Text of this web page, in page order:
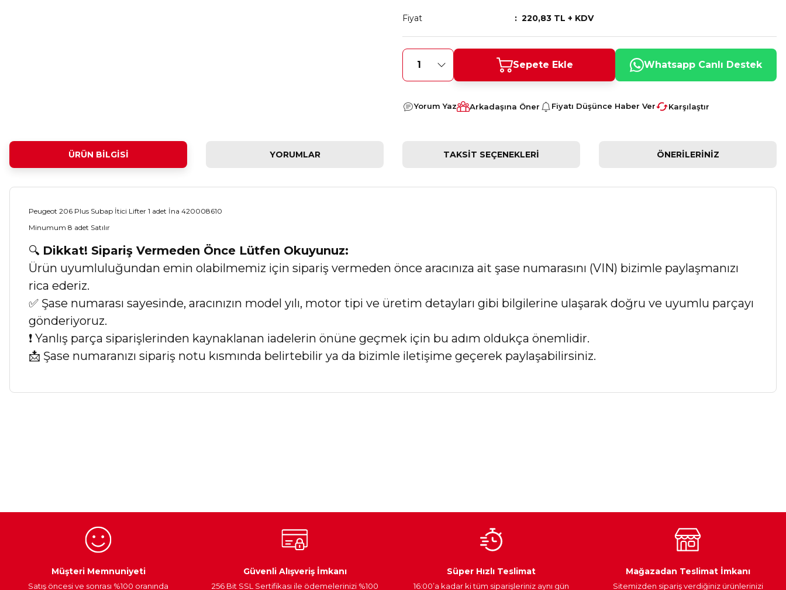
Fiyat 220,83 TL + KDV
Sepete Ekle Whatsapp Canlı Destek
Yorum Yaz Arkadaşına Öner Fiyatı Düşünce Haber Ver Karşılaştır
ÜRÜN BILGISI YORUMLAR TAKSIT SEÇENEKLERI ÖNERILERINIZ
Peugeot 206 Plus Subap İtici Lifter 1 adet İna 420008610
Minumum 8 adet Satılır
🔍 Dikkat! Sipariş Vermeden Önce Lütfen Okuyunuz:
Ürün uyumluluğundan emin olabilmemiz için sipariş vermeden önce aracınıza ait şase numarasını (VIN) bizimle paylaşmanızı
rica ederiz.
✅ Şase numarası sayesinde, aracınızın model yılı, motor tipi ve üretim detayları gibi bilgilerine ulaşarak doğru ve uyumlu parçayı
gönderiyoruz.
❗ Yanlış parça siparişlerinden kaynaklanan iadelerin önüne geçmek için bu adım oldukça önemlidir.
📩 Şase numaranızı sipariş notu kısmında belirtebilir ya da bizimle iletişime geçerek paylaşabilirsiniz.
Egzoz Sistemi Ateşleme Sistemi Araç Farları Yedek Parça
Müşteri Memnuniyeti
Satış öncesi ve sonrası %100 oranında
Güvenli Alışveriş İmkanı
256 Bit SSL Sertifikası ile ödemelerinizi %100
Süper Hızlı Teslimat
16:00’a kadar ki tüm siparişleriniz aynı gün
Mağazadan Teslimat İmkanı
Sitemizden sipariş verdiğiniz ürünlerinizi